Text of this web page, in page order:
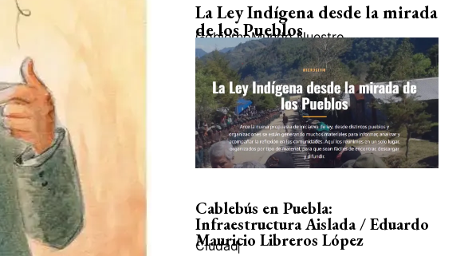
La Ley Indígena desde la mirada
de los Pueblos
GobiernoMundo Nuestro
Cablebús en Puebla:
Infraestructura Aislada / Eduardo
Mauricio Libreros López
Ciudad|